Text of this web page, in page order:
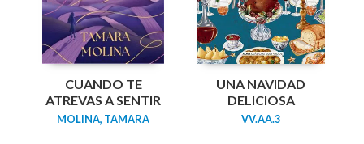
CUANDO TE
ATREVAS A SENTIR
MOLINA, TAMARA
UNA NAVIDAD
DELICIOSA
VV.AA.3